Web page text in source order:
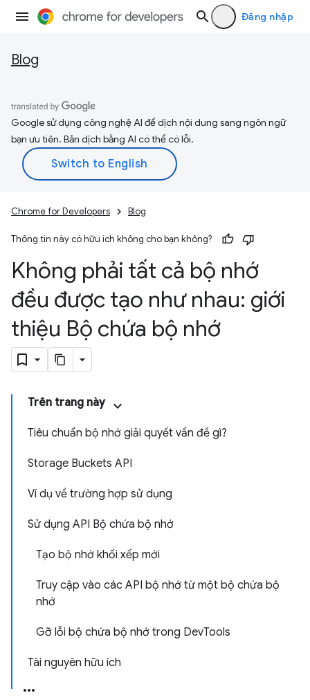
Đăng nhập
Blog
Google sử dụng công nghệ AI để dịch nội dung sang ngôn ngữ
bạn ưu tiên. Bản dịch bằng AI có thể có lỗi.
Chrome for Developers Blog
Thông tin này có hữu ích không cho bạn không?
Không phải tất cả bộ nhớ
đều được tạo như nhau: giới
thiệu Bộ chứa bộ nhớ
Trên trang này
Tiêu chuẩn bộ nhớ giải quyết vấn đề gì?
Storage Buckets API
Ví dụ về trường hợp sử dụng
Sử dụng API Bộ chứa bộ nhớ
Tạo bộ nhớ khối xếp mới
Truy cập vào các API bộ nhớ từ một bộ chứa bộ
nhớ
Gỡ lỗi bộ chứa bộ nhớ trong DevTools
Tài nguyên hữu ích